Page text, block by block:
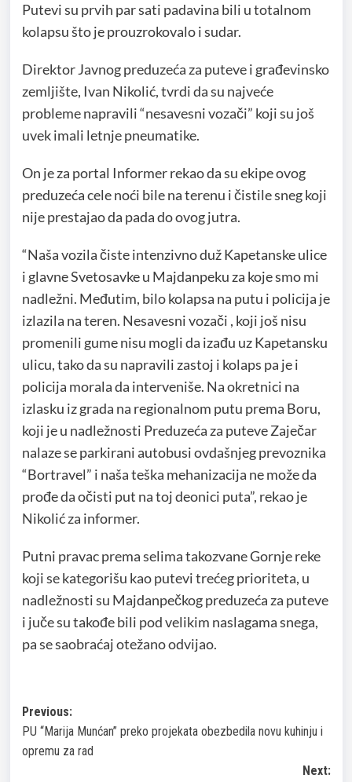
Putevi su prvih par sati padavina bili u totalnom
kolapsu što je prouzrokovalo i sudar.
Direktor Javnog preduzeća za puteve i građevinsko
zemljište, Ivan Nikolić, tvrdi da su najveće
probleme napravili “nesavesni vozači” koji su još
uvek imali letnje pneumatike.
On je za portal Informer rekao da su ekipe ovog
preduzeća cele noći bile na terenu i čistile sneg koji
nije prestajao da pada do ovog jutra.
“Naša vozila čiste intenzivno duž Kapetanske ulice
i glavne Svetosavke u Majdanpeku za koje smo mi
nadležni. Međutim, bilo kolapsa na putu i policija je
izlazila na teren. Nesavesni vozači , koji još nisu
promenili gume nisu mogli da izađu uz Kapetansku
ulicu, tako da su napravili zastoj i kolaps pa je i
policija morala da interveniše. Na okretnici na
izlasku iz grada na regionalnom putu prema Boru,
koji je u nadležnosti Preduzeća za puteve Zaječar
nalaze se parkirani autobusi ovdašnjeg prevoznika
“Bortravel” i naša teška mehanizacija ne može da
prođe da očisti put na toj deonici puta”, rekao je
Nikolić za informer.
Putni pravac prema selima takozvane Gornje reke
koji se kategorišu kao putevi trećeg prioriteta, u
nadležnosti su Majdanpečkog preduzeća za puteve
i juče su takođe bili pod velikim naslagama snega,
pa se saobraćaj otežano odvijao.
Post
navigation
Previous:
PU “Marija Munćan” preko projekata obezbedila novu kuhinju i
opremu za rad
Next: